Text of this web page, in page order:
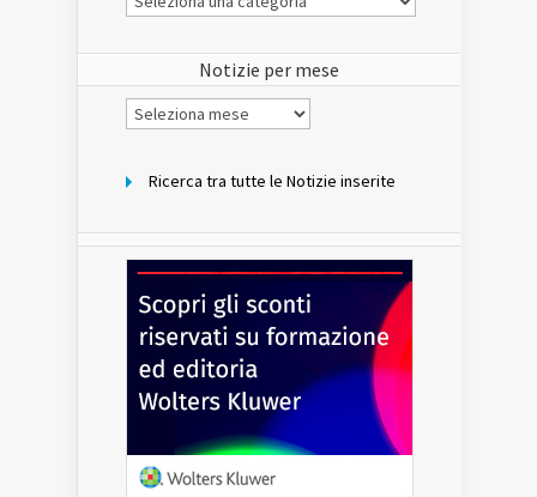
Notizie
Notizie per mese
Notizie
per
Ricerca tra tutte le Notizie inserite